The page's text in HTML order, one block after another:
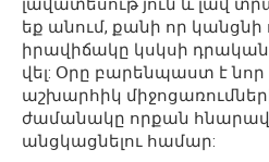
լավատեսութ յուն և լավ
եք անում, քանի որ
իրավիճակը կսկսի
վել: Օրը բարենպաստ է նոր
աշխարհիկ
ժամանակը որքան
անցկացնելու համար: